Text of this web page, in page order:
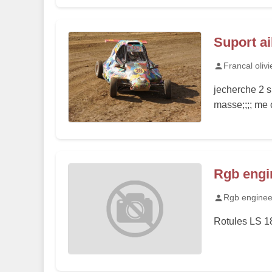
Suport
Francal
jecherche 2
masse;;;; me
Rgb
Rgb
Rotules LS